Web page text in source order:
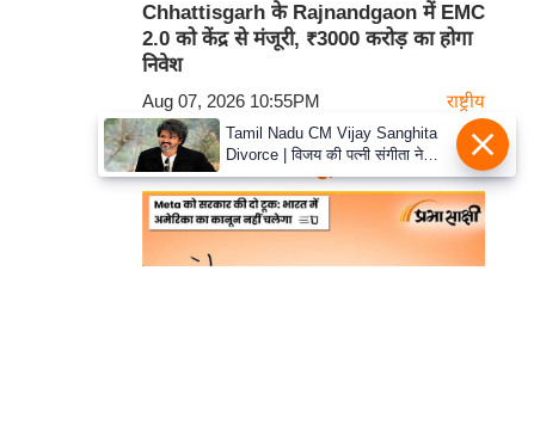
Chhattisgarh के Rajnandgaon में EMC
2.0 को केंद्र से मंजूरी, ₹3000 करोड़ का होगा
निवेश
Aug 07, 2026 10:55PM राष्ट्रीय
कार्टून
Tamil Nadu CM Vijay Sanghita
Divorce | विजय की पत्नी संगीता ने
वापस ली तलाक की अर्जी, कोर्ट ने मामले
को किया निपटाया